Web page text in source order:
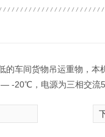
的车间货物吊运重物，
-20℃，电源为三相交流